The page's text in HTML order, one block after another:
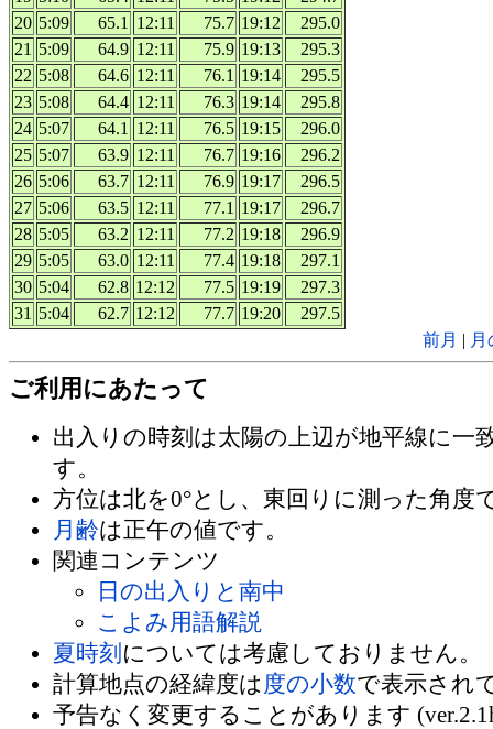
20 5:09 65.1 12:11 75.7 19:12
295.0
21 5:09 64.9 12:11 75.9 19:13
295.3
22 5:08 64.6 12:11 76.1 19:14
295.5
23 5:08 64.4 12:11 76.3 19:14
295.8
24 5:07 64.1 12:11 76.5 19:15
296.0
25 5:07 63.9 12:11 76.7 19:16
296.2
26 5:06 63.7 12:11 76.9 19:17
296.5
27 5:06 63.5 12:11 77.1 19:17
296.7
28 5:05 63.2 12:11 77.2 19:18
296.9
29 5:05 63.0 12:11 77.4 19:18
297.1
30 5:04 62.8 12:12 77.5 19:19
297.3
31 5:04 62.7 12:12 77.7 19:20
297.5
前月 |
ご利用にあたって
出入りの時刻は太陽の上辺が地平線に一
す。
方位は北を0°とし、東回りに測った角度
月齢は正午の値です。
関連コンテンツ
日の出入りと南中
こよみ用語解説
夏時刻 については考慮しておりません。
計算地点の経緯度は 度の小数で表示され
予告なく変更することがあります